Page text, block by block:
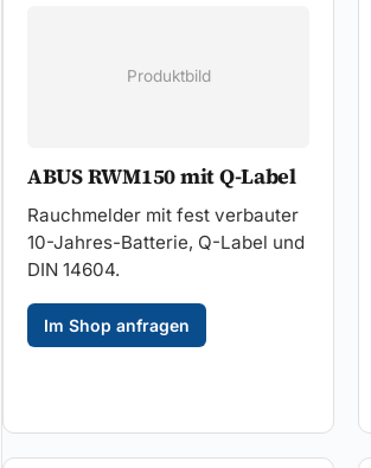
Produktbild
ABUS RWM150 mit Q-Label
Rauchmelder mit fest verbauter
10-Jahres-Batterie, Q-Label und
DIN 14604.
Im Shop anfragen